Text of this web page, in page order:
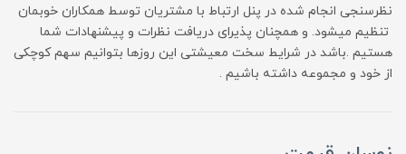
نظرسنجی انجام شده در پنل ارتباط با مشتریان توسط همکاران خوبمان
تنظیم میشود. و همچنان پذیرای دریافت نظرات و پیشنهادات شما
هستیم .باشد در شرایط سخت معیشتی این روزها بتوانیم سهم کوچکی
از خود و مجموعه داشته باشیم .